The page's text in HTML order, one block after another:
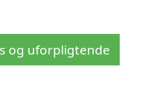
og uforpligtende